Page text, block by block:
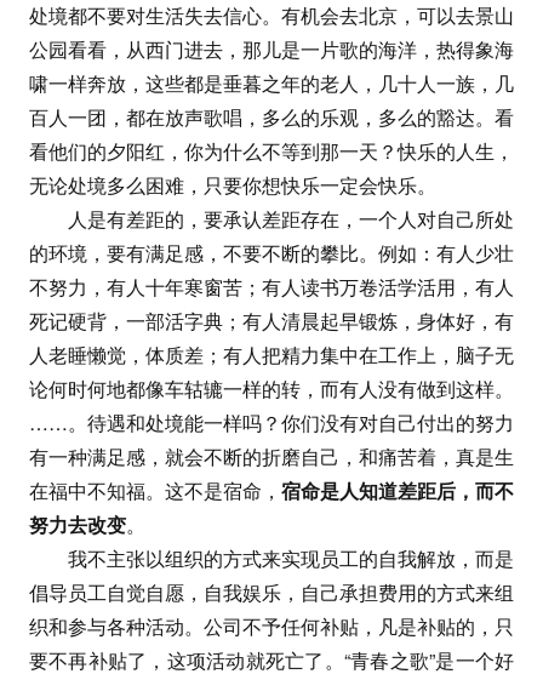
处境都不要对生活失去信心。有机会去北京，可以去景山
公园看看，从西门进去，那儿是一片歌的海洋，热得象海
啸一样奔放，这些都是垂暮之年的老人，几十人一族，几
百人一团，都在放声歌唱，多么的乐观，多么的豁达。看
看他们的夕阳红，你为什么不等到那一天？快乐的人生，
无论处境多么困难，只要你想快乐一定会快乐。
人是有差距的，要承认差距存在，一个人对自己所处
的环境，要有满足感，不要不断的攀比。例如：有人少壮
不努力，有人十年寒窗苦；有人读书万卷活学活用，有人
死记硬背，一部活字典；有人清晨起早锻炼，身体好，有
人老睡懒觉，体质差；有人把精力集中在工作上，脑子无
论何时何地都像车轱辘一样的转，而有人没有做到这样。
……。待遇和处境能一样吗？你们没有对自己付出的努力
有一种满足感，就会不断的折磨自己，和痛苦着，真是生
在福中不知福。这不是宿命， 宿命是人知道差距后，而不
努力去改变。
我不主张以组织的方式来实现员工的自我解放，而是
倡导员工自觉自愿，自我娱乐，自己承担费用的方式来组
织和参与各种活动。公司不予任何补贴，凡是补贴的，只
要不再补贴了，这项活动就死亡了。“青春之歌”是一个好